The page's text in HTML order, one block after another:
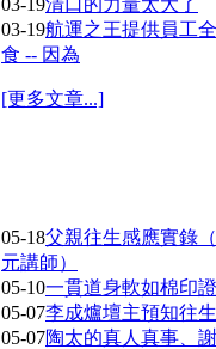
03-19清口的力量太大了
03-19航運之王提供員工
食 -- 因為
[更多文章...]
05-18父親往生感應實錄
元講師）
05-10一貫道身軟如棉印證
05-07李成爐壇主預知往
05-07陶太的真人真事、